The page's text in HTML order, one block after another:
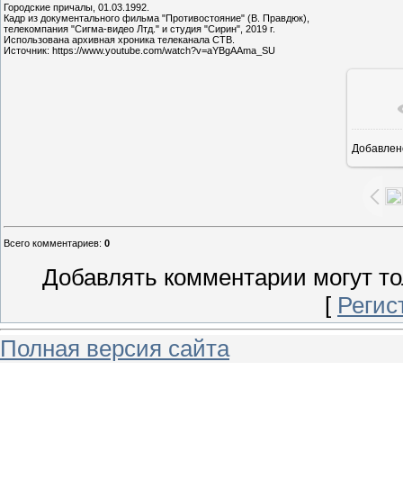
Городские причалы, 01.03.1992.
Кадр из документального фильма "Противостояние" (В. Правдюк),
телекомпания "Сигма-видео Лтд." и студия "Сирин", 2019 г.
Использована архивная хроника телеканала СТВ.
Источник: https://www.youtube.com/watch?v=aYBgAAma_SU
Всего комментариев: 0
Добавлять комментарии могут
[
Полная версия сайта